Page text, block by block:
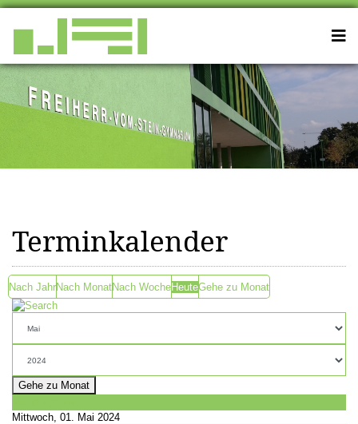
Terminkalender
Nach JahrNach MonatNach WocheHeuteGehe zu Monat
Gehe zu Monat
Mittwoch, 01. Mai 2024